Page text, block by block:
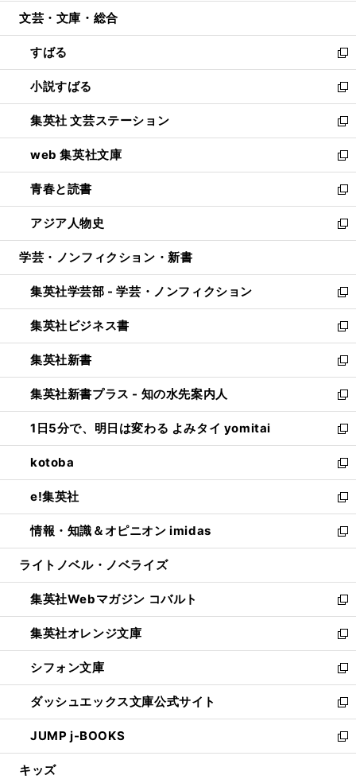
開
く
ウ
で
開
く
ウ
ン
ド
ウ
で
開
く
文芸・文庫・総合
すばる
新
し
い
ウ
ィ
ン
ド
ウ
で
開
く
小説すばる
新
し
い
ウ
ィ
ン
ド
ウ
で
開
集英社 文芸ステーション
新
し
い
ウ
ィ
ン
ド
ウ
開
く
web 集英社文庫
新
し
い
ウ
ィ
ン
ウ
で
開
く
青春と読書
新
し
い
ウ
ン
ド
ウ
で
開
く
アジア人物史
新
し
ウ
ィ
ン
ド
ウ
で
開
く
学芸・ノンフィクション・新書
集英社学芸部 - 学芸・ノンフィクション
新
し
い
ウ
ィ
ン
ド
ウ
で
開
く
集英社ビジネス書
新
し
い
ウ
ィ
ン
ド
ウ
で
開
く
集英社新書
新
し
い
ウ
ィ
ン
ド
ウ
で
開
く
集英社新書プラス - 知の水先案内人
新
し
い
ウ
ィ
ン
ド
ウ
で
開
1日5分で、明日は変わる よみタイ yomitai
新
し
い
ウ
ィ
ン
ド
ウ
開
く
kotoba
新
し
い
ウ
ィ
ン
ウ
で
開
く
e!集英社
新
し
い
ウ
ン
ド
ウ
で
開
く
情報・知識＆オピニオン imidas
新
し
ウ
ィ
ン
ド
ウ
で
開
く
ライトノベル・ノベライズ
集英社Webマガジン コバルト
新
し
い
ウ
ィ
ン
ド
ウ
で
開
集英社オレンジ文庫
新
し
い
ウ
ィ
ン
ド
ウ
シフォン文庫
新
し
い
ウ
ィ
ン
ダッシュエックス文庫公式サイト
新
し
い
ウ
JUMP j-BOOKS
新
し
キッズ